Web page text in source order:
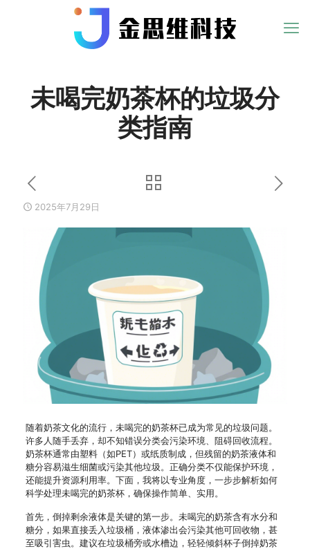
未喝完奶茶杯的垃圾分
类指南
2025年7月29日
随着奶茶文化的流行，未喝完的奶茶杯已成为常见的垃圾问题。
许多人随手丢弃，却不知错误分类会污染环境、阻碍回收流程。
奶茶杯通常由塑料（如PET）或纸质制成，但残留的奶茶液体和
糖分容易滋生细菌或污染其他垃圾。正确分类不仅能保护环境，
还能提升资源利用率。下面，我将以专业角度，一步步解析如何
科学处理未喝完的奶茶杯，确保操作简单、实用。
首先，倒掉剩余液体是关键的第一步。未喝完的奶茶含有水分和
糖分，如果直接丢入垃圾桶，液体渗出会污染其他可回收物，甚
至吸引害虫。建议在垃圾桶旁或水槽边，轻轻倾斜杯子倒掉奶茶